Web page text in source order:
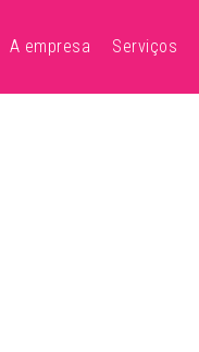
A empresa Serviços